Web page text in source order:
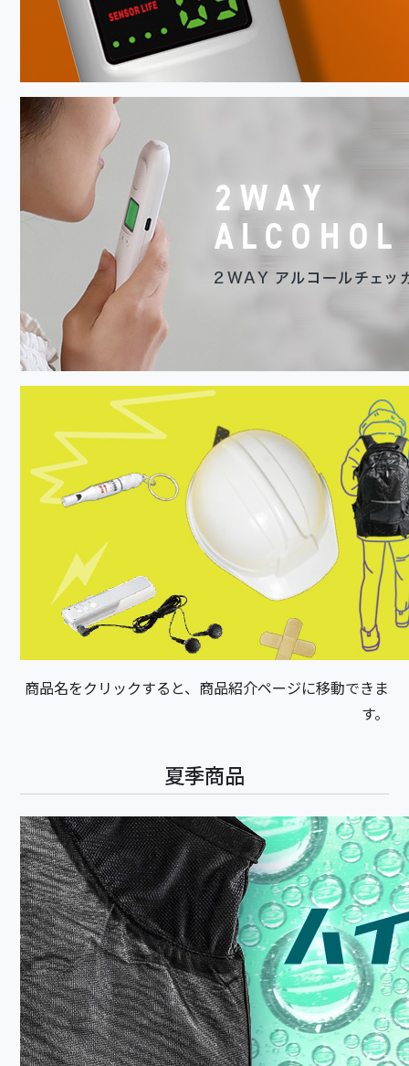
商品名をクリックすると、商品紹介ページに移動できま
す。
夏季商品